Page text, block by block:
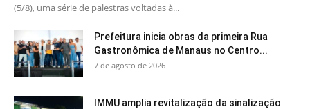
(5/8), uma série de palestras voltadas à...
Prefeitura inicia obras da primeira Rua
Gastronômica de Manaus no Centro...
7 de agosto de 2026
IMMU amplia revitalização da sinalização